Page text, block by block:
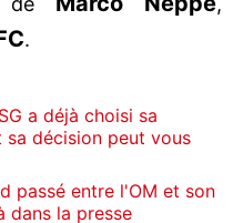
.
a déjà choisi sa
décision peut vous
passé entre l'OM et son
dans la presse